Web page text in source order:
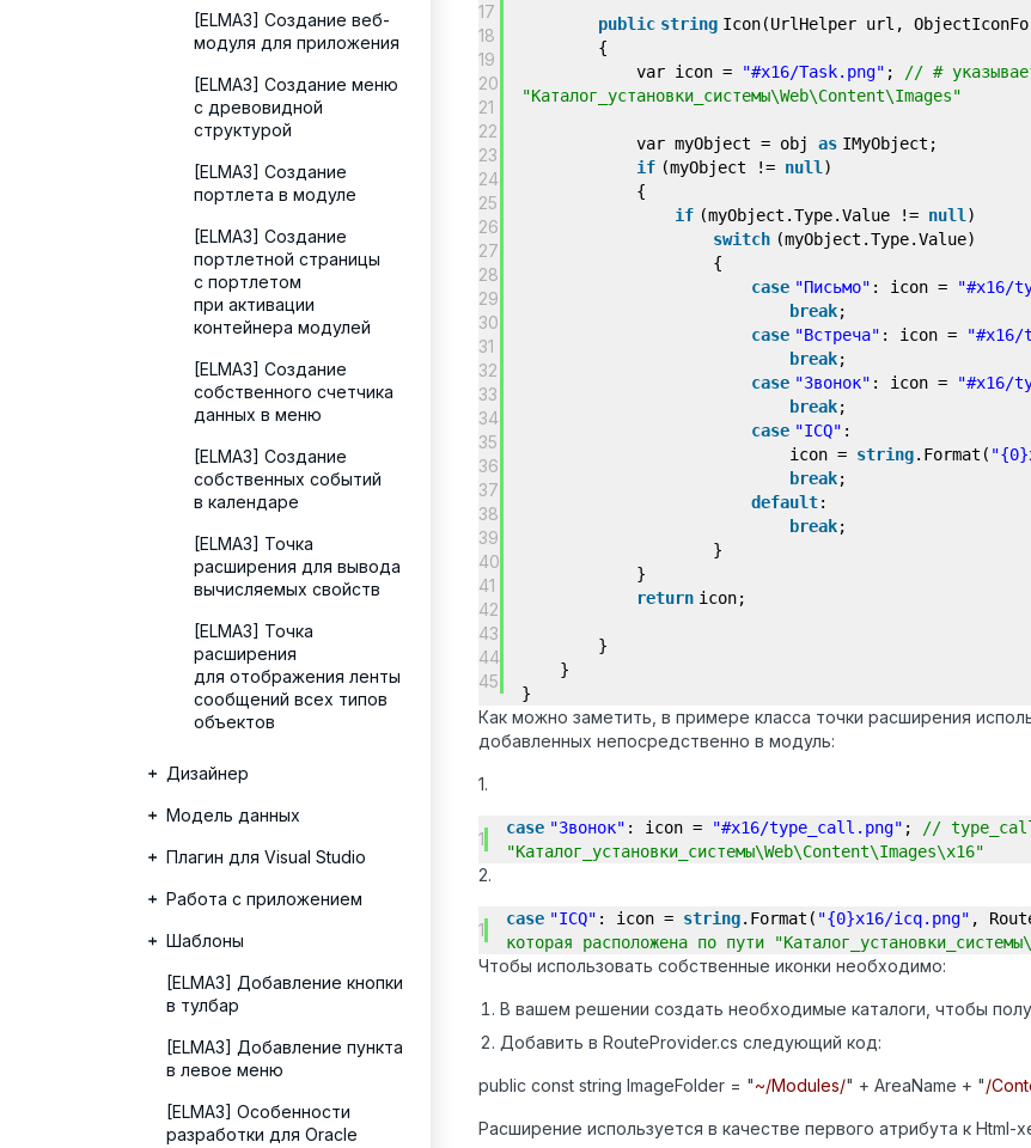
[ELMA3] Создание веб-
модуля для приложения
[ELMA3] Создание меню
с древовидной
структурой
[ELMA3] Создание
портлета в модуле
[ELMA3] Создание
портлетной страницы
с портлетом
при активации
контейнера модулей
[ELMA3] Создание
собственного счетчика
данных в меню
[ELMA3] Создание
собственных событий
в календаре
[ELMA3] Точка
расширения для вывода
вычисляемых свойств
[ELMA3] Точка
расширения
для отображения ленты
сообщений всех типов
объектов
Дизайнер
Модель данных
Плагин для Visual Studio
Работа с приложением
Шаблоны
[ELMA3] Добавление кнопки
в тулбар
[ELMA3] Добавление пункта
в левое меню
[ELMA3] Особенности
разработки для Oracle
17
18
19
20
21
22
23
24
25
26
27
28
29
30
31
32
33
34
35
36
37
38
39
40
41
42
43
44
45
public string Icon(UrlHelper url,
{
var icon =
"#x16/Task.png" ; // #
"Каталог_установки_системы\Web\Content\Images"
var myObject = obj as IMyObject;
if (myObject != null)
{
if (myObject.Type.Value != null)
switch (myObject.Type.Value)
{
case "Письмо" : icon = "#x16/
break;
case "Встреча" : icon = "#x16/
break;
case "Звонок" : icon = "#x16/
break;
case "ICQ" :
icon = string.Format(
break;
default:
break;
}
}
return icon;
}
}
}
Как можно заметить, в примере класса точки расширения
добавленных непосредственно в модуль:
1.
1
case "Звонок" : icon = "#x16/type_call.png" ; //
"Каталог_установки_системы\Web\Content\Images\x16"
2.
1
case "ICQ" : icon = string.Format( "{0}x16/icq.png" ,
которая расположена по пути
Чтобы использовать собственные иконки необходимо:
В вашем решении создать необходимые каталоги, чтобы
Добавить в RouteProvider.cs следующий код:
public const string ImageFolder = "~/Modules/" + AreaName + "/
Расширение используется в качестве первого атрибута к Html-